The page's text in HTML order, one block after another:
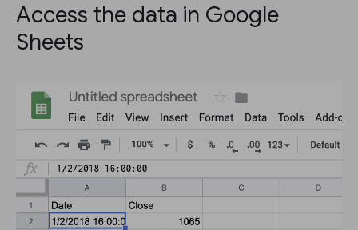
Access the data in Google
Sheets